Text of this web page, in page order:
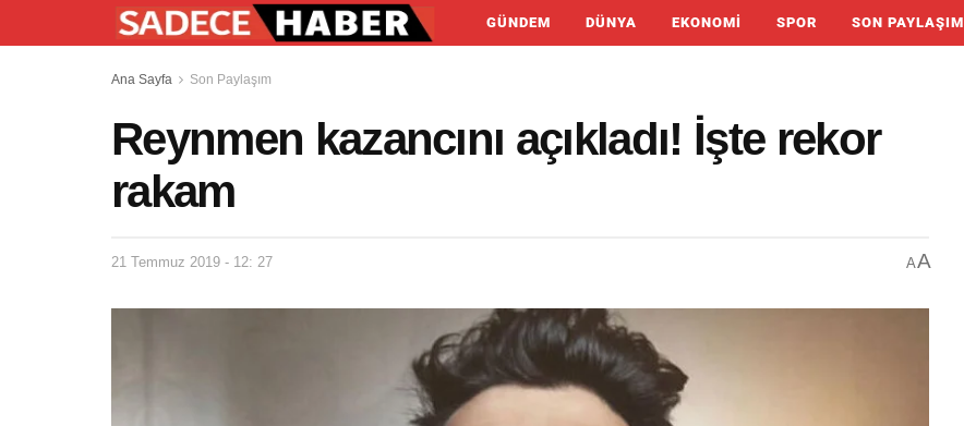
GÜNDEM DÜNYA EKONOMI SPOR SON PAYLAŞIM
Ana Sayfa Son Paylaşım
Reynmen kazancını açıkladı! İşte rekor
rakam
21 Temmuz 2019 - 12: 27 AA